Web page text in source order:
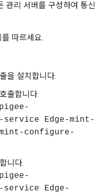
관리 서버를 구성하여 통신
따르세요.
을 설치합니다.
출합니다.
Edge-mint-
mint-configure-
니다.
Edge-